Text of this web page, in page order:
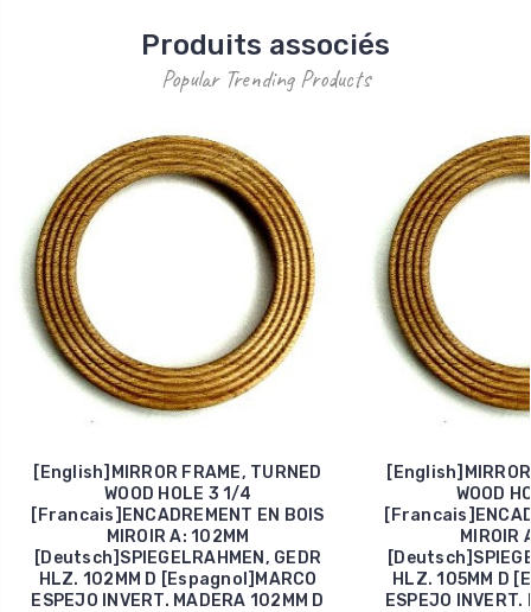
Produits associés
Popular Trending Products
[English]MIRROR FRAME, TURNED
WOOD HOLE 3 1/4
[Francais]ENCADREMENT EN BOIS
MIROIR A: 102MM
[Deutsch]SPIEGELRAHMEN, GEDR
HLZ. 102MM D [Espagnol]MARCO
ESPEJO INVERT. MADERA 102MM D
WOOD
MIROIR
HLZ. 105MM D
ESPEJO INVERT.